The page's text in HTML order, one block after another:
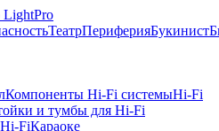
LightPro
ТеатрПериферияБукинист
Компоненты Hi-Fi системыHi-Fi
и тумбы для Hi-Fi
FiКараоке